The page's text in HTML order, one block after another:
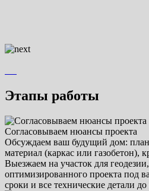
Этапы работы
Согласовываем нюансы проекта
Обсуждаем ваш будущий дом:
материал (каркас или газобетон),
Выезжаем на участок для
оптимизированного проекта под
сроки и все технические детали